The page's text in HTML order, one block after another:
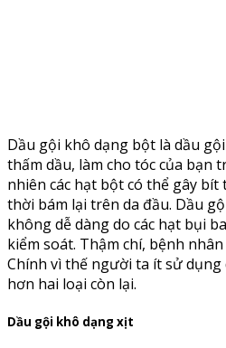
Dầu gội khô dạng bột là dầu
thấm dầu, làm cho tóc của bạn
nhiên các hạt bột có thể gây
thời bám lại trên da đầu. Dầu
không dễ dàng do các hạt bụi
kiểm soát. Thậm chí, bệnh
Chính vì thế người ta ít sử
hơn hai loại còn lại.
Dầu gội khô dạng xịt